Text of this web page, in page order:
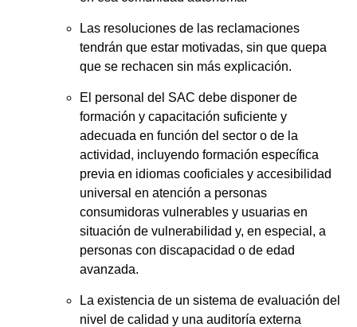
Las resoluciones de las reclamaciones
tendrán que estar motivadas, sin que quepa
que se rechacen sin más explicación.
El personal del SAC debe disponer de
formación y capacitación suficiente y
adecuada en función del sector o de la
actividad, incluyendo formación específica
previa en idiomas cooficiales y accesibilidad
universal en atención a personas
consumidoras vulnerables y usuarias en
situación de vulnerabilidad y, en especial, a
personas con discapacidad o de edad
avanzada.
La existencia de un sistema de evaluación del
nivel de calidad y una auditoría externa